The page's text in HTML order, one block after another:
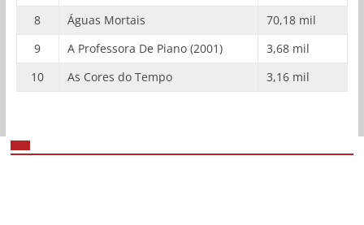
8
Águas Mortais
70,18 mil
9
A Professora De Piano (2001)
3,68 mil
10
As Cores do Tempo 3,16 mil